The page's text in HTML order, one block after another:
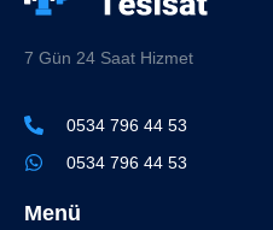
7 Gün 24 Saat Hizmet
0534 796 44 53
0534 796 44 53
Menü